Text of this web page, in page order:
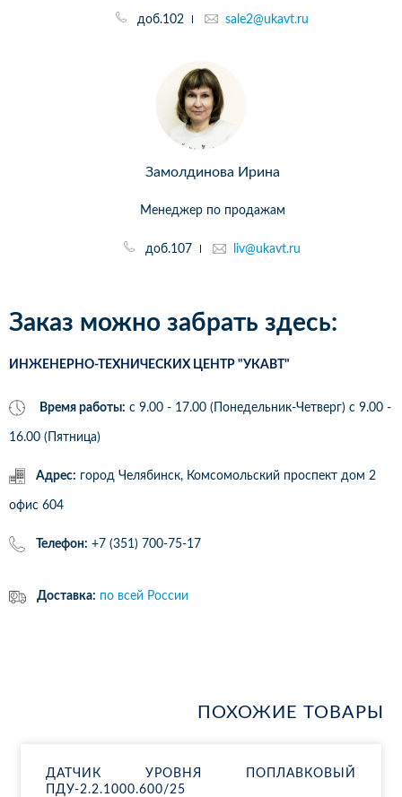
доб.102 sale2@ukavt.ru
Замолдинова Ирина
Менеджер по продажам
доб.107 liv@ukavt.ru
Заказ можно забрать здесь:
ИНЖЕНЕРНО-ТЕХНИЧЕСКИХ ЦЕНТР "УКАВТ"
Время работы: с 9.00 - 17.00 (Понедельник-Четверг) c 9.00 -
16.00 (Пятница)
Адрес: город Челябинск, Комсомольский проспект дом 2
офис 604
Телефон: +7 (351) 700-75-17
Доставка: по всей России
ПОХОЖИЕ ТОВАРЫ
ДАТ­ЧИК УРОВ­НЯ ПО­ПЛАВ­КО­ВЫЙ
ПДУ-2.2.1000.600/25